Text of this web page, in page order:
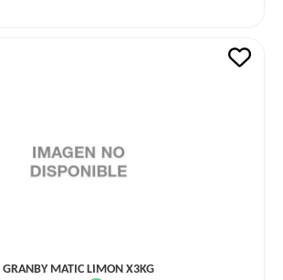
GRANBY MATIC LIMON X3KG